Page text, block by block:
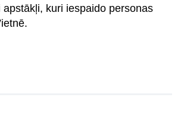
apstākļi, kuri iespaido personas